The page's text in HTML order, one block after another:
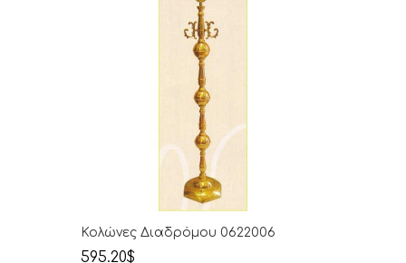
Κολώνες Διαδρόμου 0622006
595.20$